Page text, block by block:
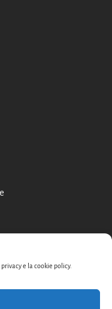
e la cookie policy.